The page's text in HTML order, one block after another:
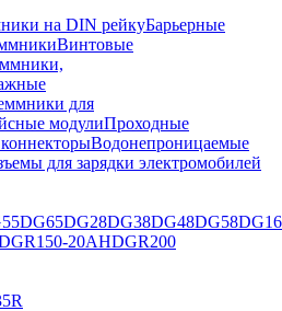
на DIN рейкуБарьерные
Винтовые
для
модулиПроходные
Водонепроницаемые
для зарядки электромобилей
DG65DG28DG38DG48DG58DG16
20AHDGR200